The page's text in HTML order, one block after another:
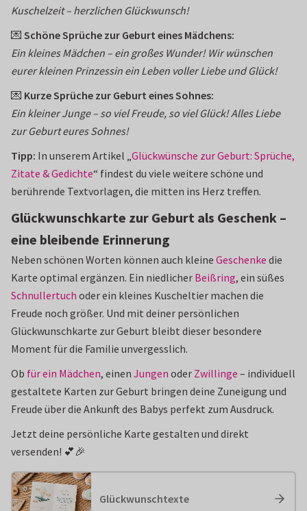
Kuschelzeit – herzlichen Glückwunsch!
💌 Schöne Sprüche zur Geburt eines Mädchens:
Ein kleines Mädchen – ein großes Wunder! Wir wünschen
eurer kleinen Prinzessin ein Leben voller Liebe und Glück!
💌 Kurze Sprüche zur Geburt eines Sohnes:
Ein kleiner Junge – so viel Freude, so viel Glück! Alles Liebe
zur Geburt eures Sohnes!
Tipp: In unserem Artikel „Glückwünsche zur Geburt: Sprüche,
Zitate & Gedichte“ findest du viele weitere schöne und
berührende Textvorlagen, die mitten ins Herz treffen.
Glückwunschkarte zur Geburt als Geschenk –
eine bleibende Erinnerung
Neben schönen Worten können auch kleine Geschenke die
Karte optimal ergänzen. Ein niedlicher Beißring, ein süßes
Schnullertuch oder ein kleines Kuscheltier machen die
Freude noch größer. Und mit deiner persönlichen
Glückwunschkarte zur Geburt bleibt dieser besondere
Moment für die Familie unvergesslich.
Ob für ein Mädchen, einen Jungen oder Zwillinge – individuell
gestaltete Karten zur Geburt bringen deine Zuneigung und
Freude über die Ankunft des Babys perfekt zum Ausdruck.
Jetzt deine persönliche Karte gestalten und direkt
versenden! 💕🎉
Glückwunschtexte